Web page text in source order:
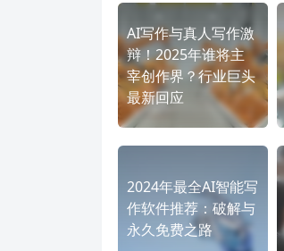
AI写作与真人写作激
辩！2025年谁将主
宰创作界？行业巨头
最新回应
2024年最全AI智能写
作软件推荐：破解与
永久免费之路